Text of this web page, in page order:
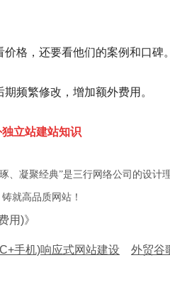
格，还要看他们的案例和口碑。
频繁修改，增加额外费用。
立站建站知识
凝聚经典”是三行网络公司的设计
就高品质网站！
用)》
手机)响应式网站建设 外贸谷